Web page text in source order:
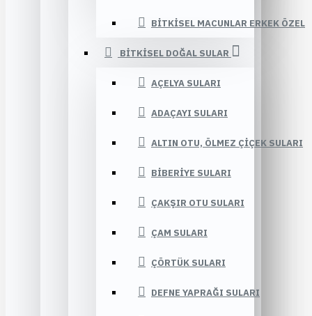
BITKISEL MACUNLAR ERKEK ÖZEL
BITKISEL DOĞAL SULAR
AÇELYA SULARI
ADAÇAYI SULARI
ALTIN OTU, ÖLMEZ ÇIÇEK SULARI
BIBERIYE SULARI
ÇAKŞIR OTU SULARI
ÇAM SULARI
ÇÖRTÜK SULARI
DEFNE YAPRAĞI SULARI